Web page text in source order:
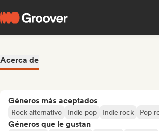
Acerca de
Géneros más aceptados
Rock alternativo Indie pop Indie rock Pop
Géneros que le gustan